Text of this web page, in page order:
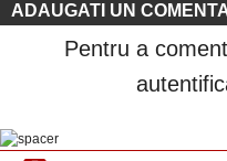
ADAUGATI UN
Pentru a